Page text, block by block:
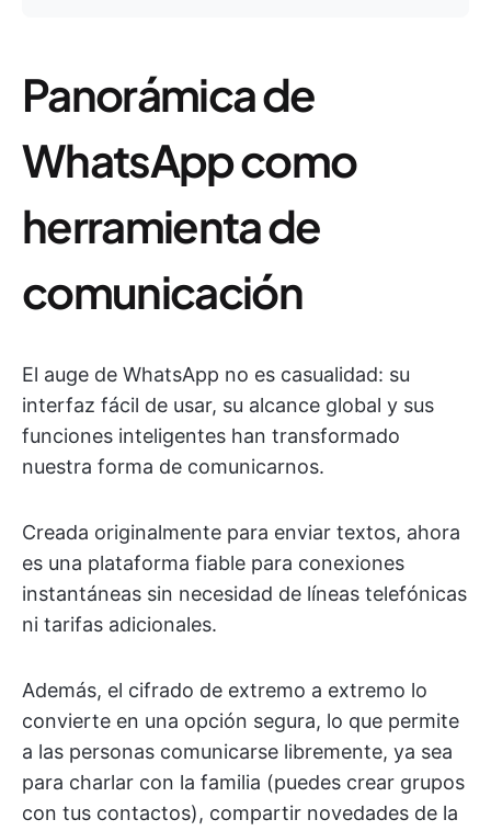
Panorámica de
WhatsApp como
herramienta de
comunicación
El auge de WhatsApp no es casualidad: su
interfaz fácil de usar, su alcance global y sus
funciones inteligentes han transformado
nuestra forma de comunicarnos.
Creada originalmente para enviar textos, ahora
es una plataforma fiable para conexiones
instantáneas sin necesidad de líneas telefónicas
ni tarifas adicionales.
Además, el cifrado de extremo a extremo lo
convierte en una opción segura, lo que permite
a las personas comunicarse libremente, ya sea
para charlar con la familia (puedes crear grupos
con tus contactos), compartir novedades de la